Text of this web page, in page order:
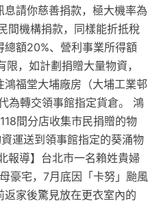
請你慈善捐款，極大機率為
間機構捐款，同樣能折抵稅
額20%、營利事業所得額
，如計劃捐贈大量物資，
福堂大埔廠房（大埔工業邨
為轉交領事館指定貨倉。 鴻
間分店收集市民捐贈的物
運送到領事館指定的葵涌物
報導】台北市一名賴姓貴婦
豪宅，7月底因「卡努」颱風
家後驚見放在更衣室內的